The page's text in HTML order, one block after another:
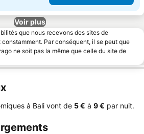
Voir plus
que nous recevons des sites de
Par conséquent, il se peut que
ne soit pas la même que celle du site de
à Bali vont de ‎5 € à ‎9 € par nuit.